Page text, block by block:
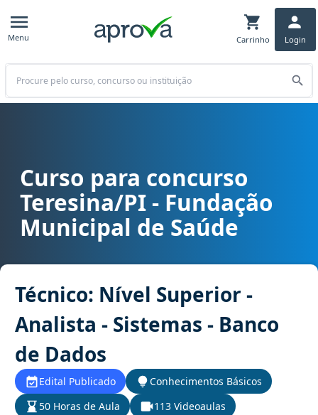
Menu Carrinho Login
Buscar
Curso para concurso FMS - Teresina/PI - Fundação Municipal de
Curso para concurso
Teresina/PI - Fundação
Municipal de Saúde
Técnico: Nível Superior -
Analista - Sistemas - Banco
de Dados
Edital Publicado
Conhecimentos Básicos
50 Horas de Aula
113 Videoaulas